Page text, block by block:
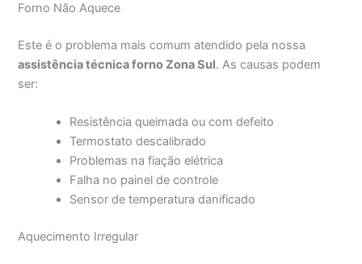
Forno Não Aquece
Este é o problema mais comum atendido pela nossa
assistência técnica forno Zona Sul. As causas podem
ser:
Resistência queimada ou com defeito
Termostato descalibrado
Problemas na fiação elétrica
Falha no painel de controle
Sensor de temperatura danificado
Aquecimento Irregular